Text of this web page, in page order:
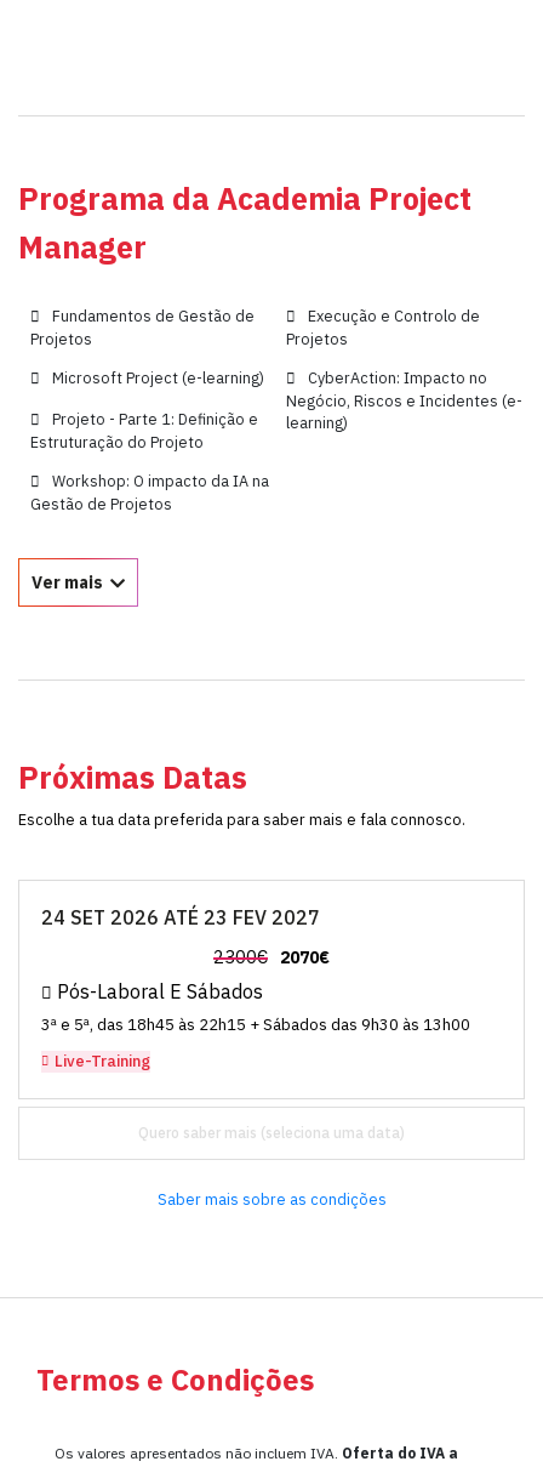
Programa da Academia Project
Manager
Fundamentos de Gestão de
Projetos
Microsoft Project (e-learning)
Projeto - Parte 1: Definição e
Estruturação do Projeto
Workshop: O impacto da IA na
Gestão de Projetos
Execução e Controlo de
Projetos
CyberAction: Impacto no
Negócio, Riscos e Incidentes (e-
learning)
Ver mais
Próximas Datas
Escolhe a tua data preferida para saber mais e fala connosco.
24 SET 2026 ATÉ 23 FEV 2027
2300€ 2070€
Pós-Laboral E Sábados
3ª e 5ª, das 18h45 às 22h15 + Sábados das 9h30 às 13h00
Live-Training
Quero saber mais
Saber mais sobre as condições
Termos e Condições
Os valores apresentados não incluem IVA. Oferta do IVA a